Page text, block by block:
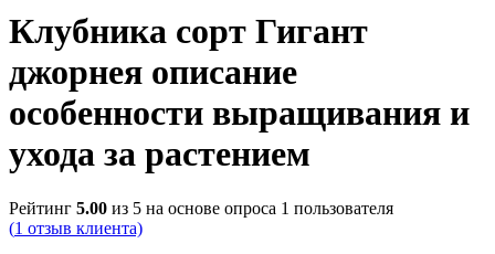
Клубника сорт Гигант
джорнея описание
особенности выращивания и
ухода за растением
Рейтинг 5.00 из 5 на основе опроса 1 пользователя
(1 отзыв клиента)